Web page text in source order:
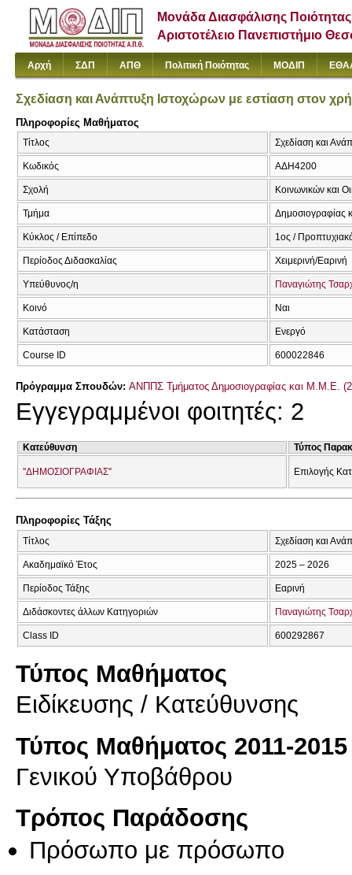
Μονάδα Διασφάλισης Ποιότητας
Αριστοτέλειο Πανεπιστήμιο
Αρχή ΣΔΠ ΑΠΘ Πολιτική Ποιότητας ΜΟΔΙΠ
Σχεδίαση και Ανάπτυξη Ιστοχώρων με εστίαση στον
Πληροφορίες Μαθήματος
Τίτλος Σχεδίαση και
Κωδικός ΑΔΗ4200
Σχολή Κοινωνικών και
Τμήμα Δημοσιογραφίας
Κύκλος / Επίπεδο 1ος /
Περίοδος Διδασκαλίας Χειμερινή/Εαρινή
Υπεύθυνος/η Παναγιώτης
Κοινό Ναι
Κατάσταση Ενεργό
Course ID 600022846
Πρόγραμμα Σπουδών: ΑΝΠΠΣ Τμήματος Δημοσιογραφίας και Μ.Μ.Ε.
Εγγεγραμμένοι φοιτητές: 2
Κατεύθυνση Τύπος
''ΔΗΜΟΣΙΟΓΡΑΦΙΑΣ'' Επιλογής
Πληροφορίες Τάξης
Τίτλος Σχεδίαση και
Ακαδημαϊκό Έτος 2025 – 2026
Περίοδος Τάξης Εαρινή
Διδάσκοντες άλλων Κατηγοριών Παναγιώτης
Class ID 600292867
Τύπος Μαθήματος
Eιδίκευσης / Kατεύθυνσης
Τύπος Μαθήματος 2011-2015
Γενικού Υποβάθρου
Τρόπος Παράδοσης
Πρόσωπο με πρόσωπο